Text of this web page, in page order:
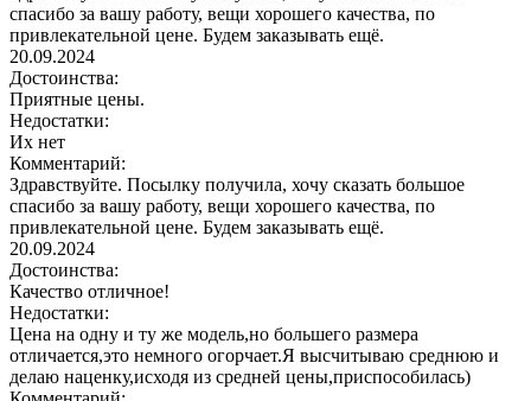
спасибо за вашу работу, вещи хорошего качества, по
привлекательной цене. Будем заказывать ещё.
20.09.2024
Достоинства:
Приятные цены.
Недостатки:
Их нет
Комментарий:
Здравствуйте. Посылку получила, хочу сказать большое
спасибо за вашу работу, вещи хорошего качества, по
привлекательной цене. Будем заказывать ещё.
20.09.2024
Достоинства:
Качество отличное!
Недостатки:
Цена на одну и ту же модель,но большего размера
отличается,это немного огорчает.Я высчитываю среднюю и
делаю наценку,исходя из средней цены,приспособилась)